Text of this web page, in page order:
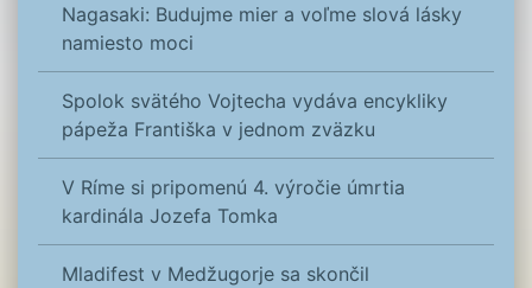
Nagasaki: Budujme mier a voľme slová lásky
namiesto moci
Spolok svätého Vojtecha vydáva encykliky
pápeža Františka v jednom zväzku
V Ríme si pripomenú 4. výročie úmrtia
kardinála Jozefa Tomka
Mladifest v Medžugorje sa skončil